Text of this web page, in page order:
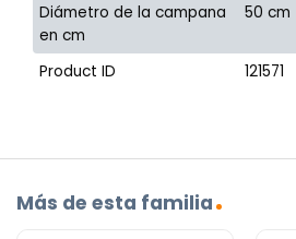
Diámetro de la campana
en cm
50 cm
Product ID 121571
Más de esta familia